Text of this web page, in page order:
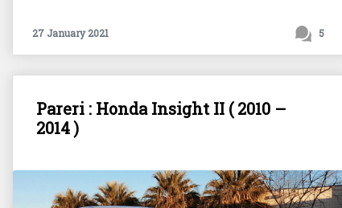
27 January 2021 5
Pareri : Honda Insight II ( 2010 –
2014 )